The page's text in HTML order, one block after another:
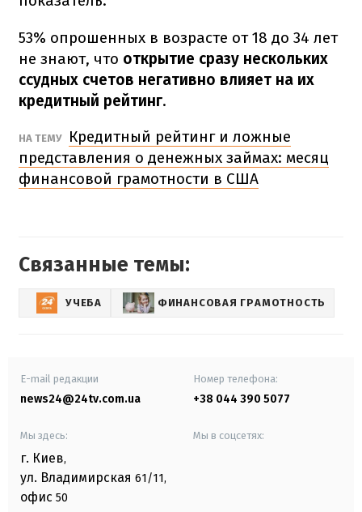
53% опрошенных в возрасте от 18 до 34 лет
не знают, что открытие сразу нескольких
ссудных счетов негативно влияет на их
кредитный рейтинг.
НА ТЕМУ
Кредитный рейтинг и ложные
представления о денежных займах: месяц
финансовой грамотности в США
Связанные темы:
УЧЕБА ФИНАНСОВАЯ ГРАМОТНОСТЬ
E-mail редакции
news24@24tv.com.ua
Номер телефона:
+38 044 390 5077
Мы здесь:
г. Киев,
ул. Владимирская 61/11,
офис 50
Мы в соцсетях: